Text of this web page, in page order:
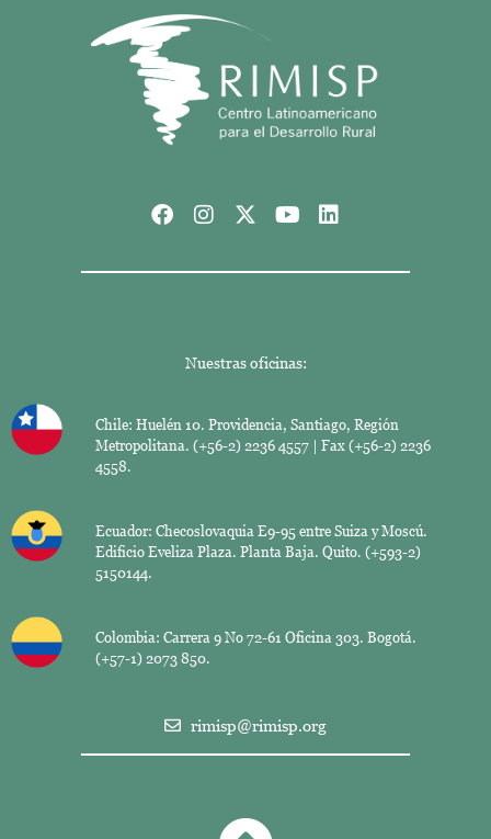
Nuestras oficinas:
Chile: Huelén 10. Providencia, Santiago, Región
Metropolitana. (+56-2) 2236 4557 | Fax (+56-2) 2236
4558.
Ecuador: Checoslovaquia E9-95 entre Suiza y Moscú.
Edificio Eveliza Plaza. Planta Baja. Quito. (+593-2)
5150144.
Colombia: Carrera 9 No 72-61 Oficina 303. Bogotá.
(+57-1) 2073 850.
rimisp@rimisp.org